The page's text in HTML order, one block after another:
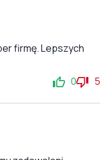
firmę. Lepszych
0 5